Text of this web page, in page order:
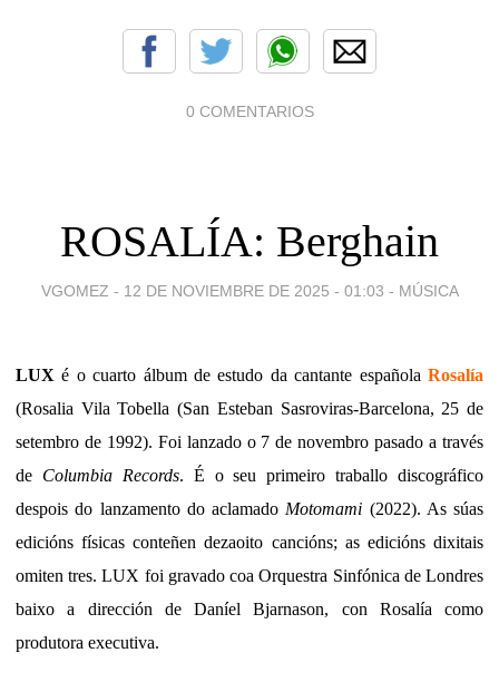
0 COMENTARIOS
ROSALÍA: Berghain
VGOMEZ - 12 DE NOVIEMBRE DE 2025 - 01:03 - MÚSICA
LUX é o cuarto álbum de estudo da cantante española Rosalía
(Rosalia Vila Tobella (San Esteban Sasroviras-Barcelona,​ 25 de
setembro de 1992). Foi lanzado o 7 de novembro pasado a través
de Columbia Records. É o seu primeiro traballo discográfico
despois do lanzamento do aclamado Motomami (2022). ​As súas
edicións físicas conteñen dezaoito cancións; as edicións dixitais
omiten tres. LUX foi gravado coa Orquestra Sinfónica de Londres
baixo a dirección de Daníel Bjarnason, con Rosalía como
produtora executiva.